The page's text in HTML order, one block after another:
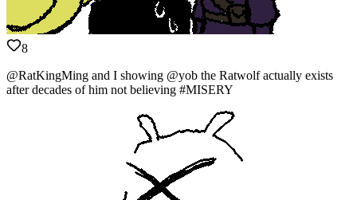
8
@RatKingMing and I showing @yob the Ratwolf actually exists
after decades of him not believing #MISERY